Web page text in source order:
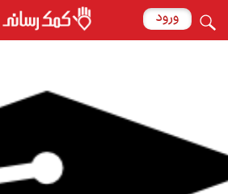
ورود